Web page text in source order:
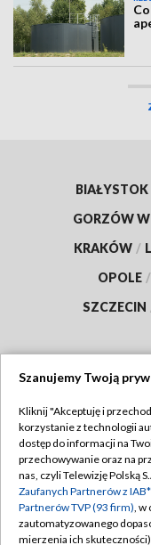
BIAŁYSTOK
GORZÓW
KRAKÓW /
OPOLE /
SZCZECIN
Abonament TVP
Emisja w TVP
Centrum informacji
Szanujemy Twoją
Kliknij "Akceptuję i
korzystanie z technologii
dostęp do informacji na
przechowywanie oraz na
nas, czyli Telewizję Polską
Zaufanych Partnerów z
Partnerów TVP (93 firm), w
zautomatyzowanego
mierzenia ich